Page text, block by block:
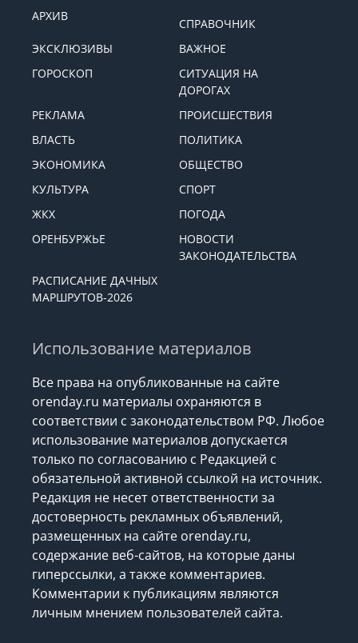
АРХИВ
СПРАВОЧНИК
ЭКСКЛЮЗИВЫ
ВАЖНОЕ
ГОРОСКОП
СИТУАЦИЯ НА
ДОРОГАХ
РЕКЛАМА
ПРОИСШЕСТВИЯ
ВЛАСТЬ
ПОЛИТИКА
ЭКОНОМИКА
ОБЩЕСТВО
КУЛЬТУРА
СПОРТ
ЖКХ
ПОГОДА
ОРЕНБУРЖЬЕ
НОВОСТИ
ЗАКОНОДАТЕЛЬСТВА
РАСПИСАНИЕ ДАЧНЫХ
МАРШРУТОВ-2026
Использование материалов
Все права на опубликованные на сайте
orenday.ru материалы охраняются в
соответствии с законодательством РФ. Любое
использование материалов допускается
только по согласованию с Редакцией с
обязательной активной ссылкой на источник.
Редакция не несет ответственности за
достоверность рекламных объявлений,
размещенных на сайте orenday.ru,
содержание веб-сайтов, на которые даны
гиперссылки, а также комментариев.
Комментарии к публикациям являются
личным мнением пользователей сайта.